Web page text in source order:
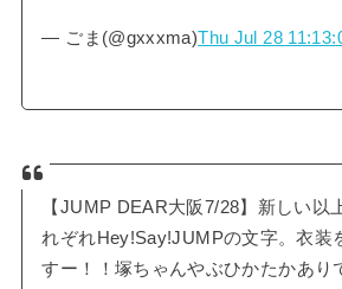
— ごま(@gxxxma)Thu Jul 28
【JUMP DEAR大阪7/28】新しい以
れぞれHey!Say!JUMPの文字。衣装
すー！！塚ちゃんやぶひかたかあり